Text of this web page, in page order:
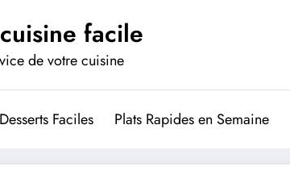
facile
de votre cuisine
Desserts Faciles Plats Rapides en Semaine